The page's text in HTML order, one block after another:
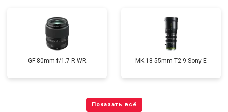
GF 80mm f/1.7 R WR MK 18-55mm T2.9 Sony E